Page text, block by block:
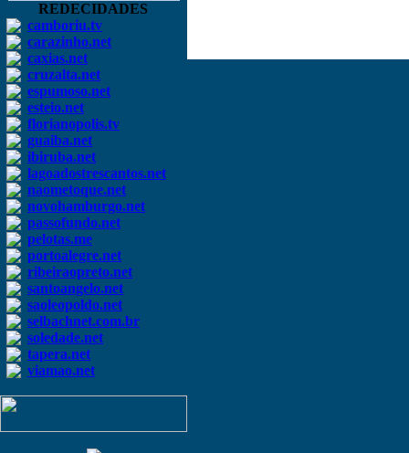
REDECIDADES
camboriu.tv
carazinho.net
caxias.net
cruzalta.net
espumoso.net
esteio.net
florianopolis.tv
guaiba.net
ibiruba.net
lagoadostrescantos.net
naometoque.net
novohamburgo.net
passofundo.net
pelotas.me
portoalegre.net
ribeiraopreto.net
santoangelo.net
saoleopoldo.net
selbachnet.com.br
soledade.net
tapera.net
viamao.net